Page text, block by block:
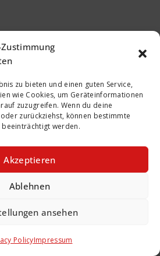
zu bieten und einen guten Service,
wie Cookies, um Geräteinformationen
zuzugreifen. Wenn du deine
zurückziehst, können bestimmte
beeinträchtigt werden.
Akzeptieren
Ablehnen
ansehen
PolicyImpressum